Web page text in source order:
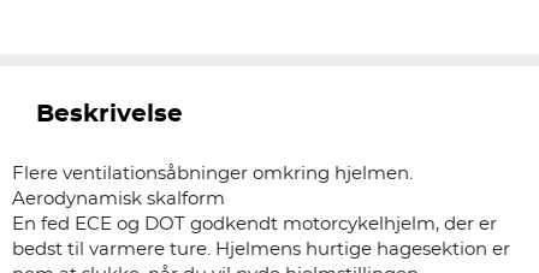
Beskrivelse
Flere ventilationsåbninger omkring hjelmen.
Aerodynamisk skalform
En fed ECE og DOT godkendt motorcykelhjelm, der er
bedst til varmere ture. Hjelmens hurtige hagesektion er